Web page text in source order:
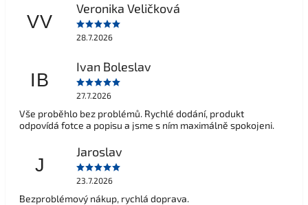
VV
Veronika Veličková
28.7.2026
IB
Ivan Boleslav
27.7.2026
Vše proběhlo bez problémů. Rychlé dodání, produkt
odpovídá fotce a popisu a jsme s ním maximálně spokojeni.
J
Jaroslav
23.7.2026
Bezproblémový nákup, rychlá doprava.